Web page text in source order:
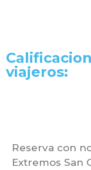
viajeros:
Reserva con
Extremos San